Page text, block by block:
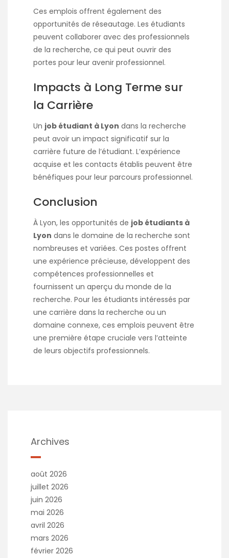
Ces emplois offrent également des
opportunités de réseautage. Les étudiants
peuvent collaborer avec des professionnels
de la recherche, ce qui peut ouvrir des
portes pour leur avenir professionnel.
Impacts à Long Terme sur
la Carrière
Un job étudiant à Lyon dans la recherche
peut avoir un impact significatif sur la
carrière future de l’étudiant. L’expérience
acquise et les contacts établis peuvent être
bénéfiques pour leur parcours professionnel.
Conclusion
À Lyon, les opportunités de job étudiants à
Lyon dans le domaine de la recherche sont
nombreuses et variées. Ces postes offrent
une expérience précieuse, développent des
compétences professionnelles et
fournissent un aperçu du monde de la
recherche. Pour les étudiants intéressés par
une carrière dans la recherche ou un
domaine connexe, ces emplois peuvent être
une première étape cruciale vers l’atteinte
de leurs objectifs professionnels.
Archives
août 2026
juillet 2026
juin 2026
mai 2026
avril 2026
mars 2026
février 2026